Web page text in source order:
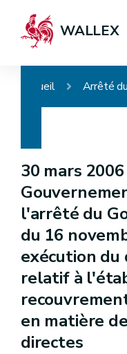
WALLEX
Accueil
30 mars
l'arrêté du
du 16
exécution du
relatif à
en matière
directes